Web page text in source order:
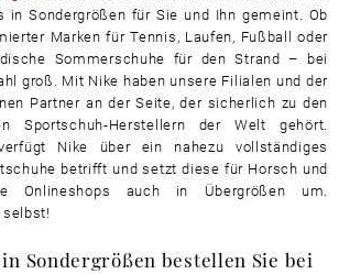
in Sondergrößen für Sie und Ihn gemeint. Ob
Marken für Tennis, Laufen, Fußball oder
Sommerschuhe für den Strand – bei
groß. Mit Nike haben unsere Filialen und der
Partner an der Seite, der sicherlich zu den
Sportschuh-Herstellern der Welt gehört.
Nike über ein nahezu vollständiges
betrifft und setzt diese für Horsch und
Onlineshops auch in Übergrößen um.
selbst!
in Sondergrößen bestellen Sie bei